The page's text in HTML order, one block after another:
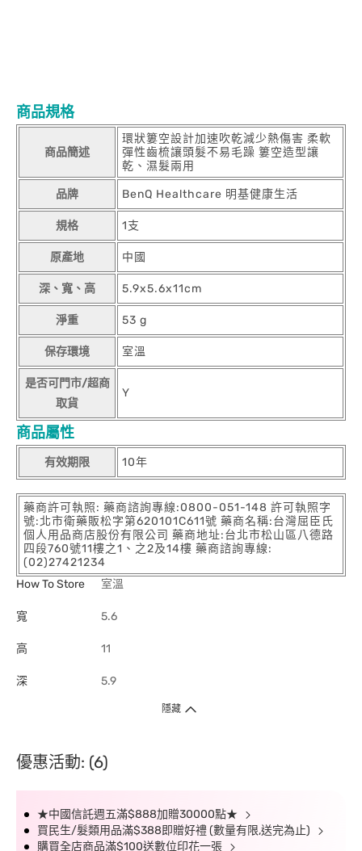
商品規格
商品簡述
環狀簍空設計加速吹乾減少熱傷害 柔軟
彈性齒梳讓頭髮不易毛躁 簍空造型讓
乾、濕髮兩用
品牌 BenQ Healthcare 明基健康生活
規格 1支
原產地 中國
深、寬、高 5.9x5.6x11cm
淨重 53 g
保存環境 室溫
是否可門市/超商
取貨
Y
商品屬性
有效期限 10年
藥商許可執照: 藥商諮詢專線:0800-051-148 許可執照字
號:北市衛藥販松字第620101C611號 藥商名稱:台灣屈臣氏
個人用品商店股份有限公司 藥商地址:台北市松山區八德路
四段760號11樓之1、之2及14樓 藥商諮詢專線:
(02)27421234
How To Store
室溫
寬 5.6
高 11
深 5.9
隱藏
優惠活動: (6)
★中國信託週五滿$888加贈30000點★
買民生/髮類用品滿$388即贈好禮 (數量有限,送完為止)
購買全店商品滿$100送數位印花一張